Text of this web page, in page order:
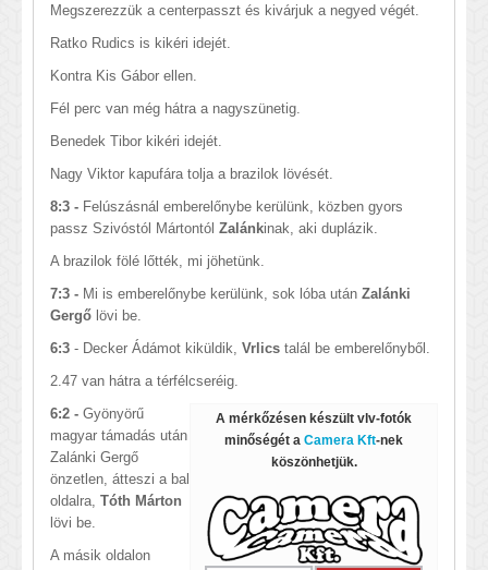
Megszerezzük a centerpasszt és kivárjuk a negyed végét.
Ratko Rudics is kikéri idejét.
Kontra Kis Gábor ellen.
Fél perc van még hátra a nagyszünetig.
Benedek Tibor kikéri idejét.
Nagy Viktor kapufára tolja a brazilok lövését.
8:3 - Felúszásnál emberelőnybe kerülünk, közben gyors
passz Szivóstól Mártontól Zalánkinak, aki duplázik.
A brazilok fölé lőtték, mi jöhetünk.
7:3 - Mi is emberelőnybe kerülünk, sok lóba után Zalánki
Gergő lövi be.
6:3 - Decker Ádámot kiküldik, Vrlics talál be emberelőnyből.
2.47 van hátra a térfélcseréig.
A mérkőzésen készült vlv-fotók
minőségét a Camera Kft-nek
köszönhetjük.
6:2 - Gyönyörű
magyar támadás után
Zalánki Gergő
önzetlen, átteszi a bal
oldalra, Tóth Márton
lövi be.
A másik oldalon